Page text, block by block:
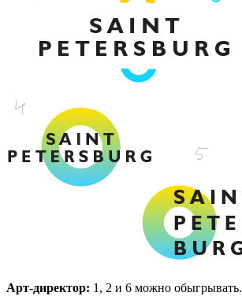
Арт-директор: 1, 2 и 6 можно обыгрывать.